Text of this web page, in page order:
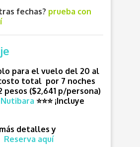
fechas? prueba con
para el vuelo del 20 al
total por 7 noches
pesos ($2,641 p/persona)
⭐⭐⭐¡Incluye
detalles y
Reserva aquí